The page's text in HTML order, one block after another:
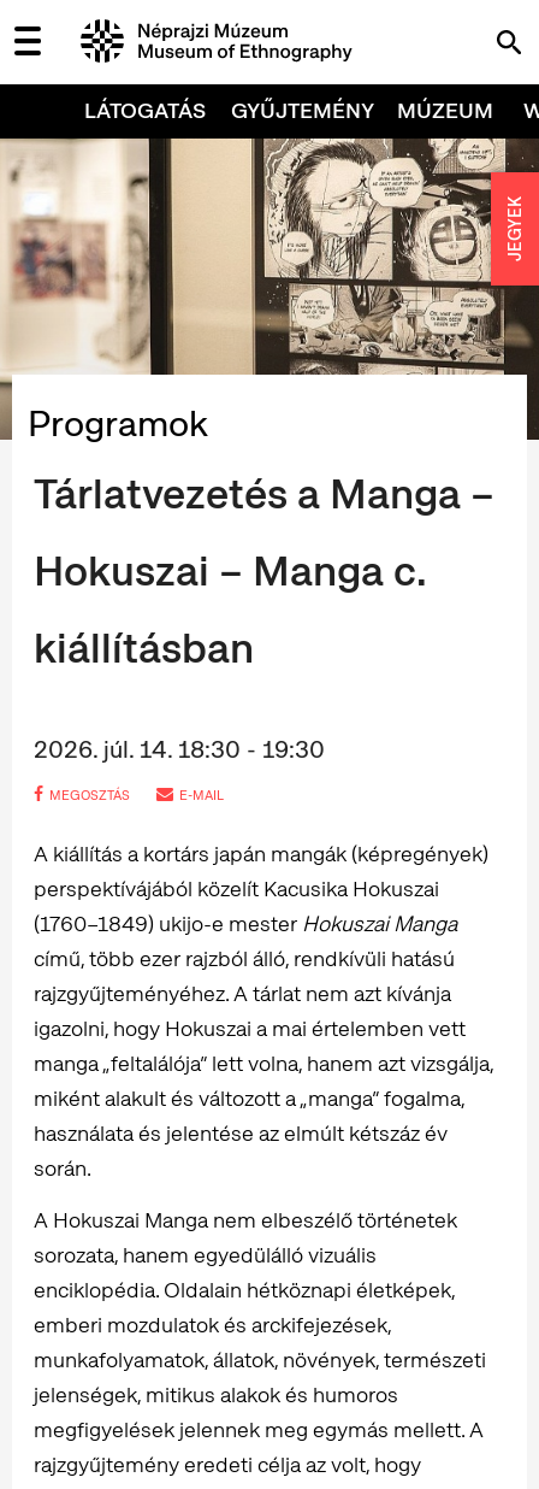
LÁTOGATÁS GYŰJTEMÉNY MÚZEUM
Programok
Tárlatvezetés a Manga –
Hokuszai – Manga c.
kiállításban
2026. júl. 14. 18:30 - 19:30
MEGOSZTÁS E-MAIL
A kiállítás a kortárs japán mangák (képregények)
perspektívájából közelít Kacusika Hokuszai
(1760–1849) ukijo-e mester Hokuszai Manga
című, több ezer rajzból álló, rendkívüli hatású
rajzgyűjteményéhez. A tárlat nem azt kívánja
igazolni, hogy Hokuszai a mai értelemben vett
manga „feltalálója” lett volna, hanem azt vizsgálja,
miként alakult és változott a „manga” fogalma,
használata és jelentése az elmúlt kétszáz év
során.
A Hokuszai Manga nem elbeszélő történetek
sorozata, hanem egyedülálló vizuális
enciklopédia. Oldalain hétköznapi életképek,
emberi mozdulatok és arckifejezések,
munkafolyamatok, állatok, növények, természeti
jelenségek, mitikus alakok és humoros
megfigyelések jelennek meg egymás mellett. A
rajzgyűjtemény eredeti célja az volt, hogy
JEGYEK